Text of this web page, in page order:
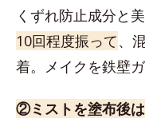
くずれ防止成分と
10回程度振って、
着。メイクを鉄壁ガ
②ミストを塗布後は